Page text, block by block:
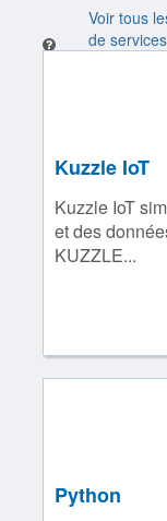
Voir tous
de
Kuzzle IoT
Kuzzle IoT
et des
KUZZLE...
Python